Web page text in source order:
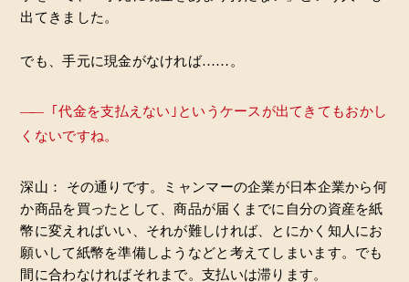
出てきました。
でも、手元に現金がなければ……。
――
｢代金を支払えない｣というケースが出てきてもおかし
くないですね。
深山： その通りです。ミャンマーの企業が日本企業から何
か商品を買ったとして、商品が届くまでに自分の資産を紙
幣に変えればいい、それが難しければ、とにかく知人にお
願いして紙幣を準備しようなどと考えてしまいます。でも
間に合わなければそれまで。支払いは滞ります。